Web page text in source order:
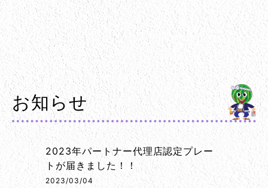
お知らせ
2023年パートナー代理店認定プレー
トが届きました！！
2023/03/04